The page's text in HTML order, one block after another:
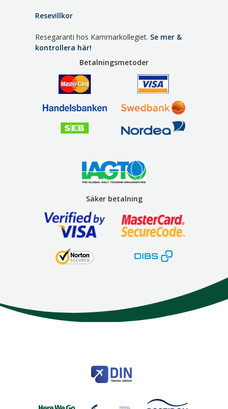
Resevillkor
Resegaranti hos Kammarkollegiet. Se mer &
kontrollera här!
Betalningsmetoder
Säker betalning
235 39
Telefon040 45 63 50
| ©2026